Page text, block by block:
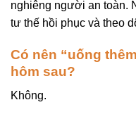
nghiêng người an toàn.
tư thế hồi phục và theo
Có nên “uống
hôm sau?
Không.